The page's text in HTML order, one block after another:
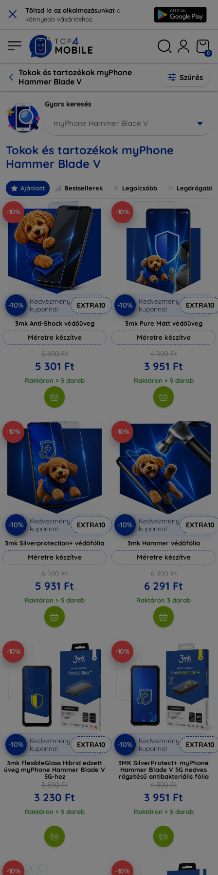
× Töltsd le az alkalmazásunkat a
könnyebb vásárláshoz.
0
Tokok és tartozékok myPhone
Hammer Blade V
Szűrés
Gyors keresés
myPhone Hammer Blade V
Tokok és tartozékok myPhone
Hammer Blade V
Ajánlott Bestsellerek Legolcsóbb Legdrágabb
-10%
-10%
Kedvezmény
kuponnal
EXTRA10
3mk Anti-Shock védőüveg
Méretre készítve
5 890 Ft
5 301 Ft
Raktáron > 5 darab
-10%
-10%
Kedvezmény
kuponnal
EXTRA10
3mk Pure Matt védőüveg
Méretre készítve
4 390 Ft
3 951 Ft
Raktáron > 5 darab
-10%
-10%
Kedvezmény
kuponnal
EXTRA10
3mk Silverprotection+ védőfólia
Méretre készítve
6 590 Ft
5 931 Ft
Raktáron > 5 darab
-10%
-10%
Kedvezmény
kuponnal
EXTRA10
3mk Hammer védőfólia
Méretre készítve
6 990 Ft
6 291 Ft
Raktáron 3 darab
-10%
-10%
Kedvezmény
kuponnal
EXTRA10
3mk FlexibleGlass Hibrid edzett
üveg myPhone Hammer Blade V
5G-hez
3 590 Ft
3 230 Ft
Raktáron > 5 darab
-10%
-10%
Kedvezmény
kuponnal
EXTRA10
3MK SilverProtect+ myPhone
Hammer Blade V 5G nedves
rögzítésű antibakteriális fólia
4 390 Ft
3 951 Ft
Raktáron > 5 darab
-10% -10%